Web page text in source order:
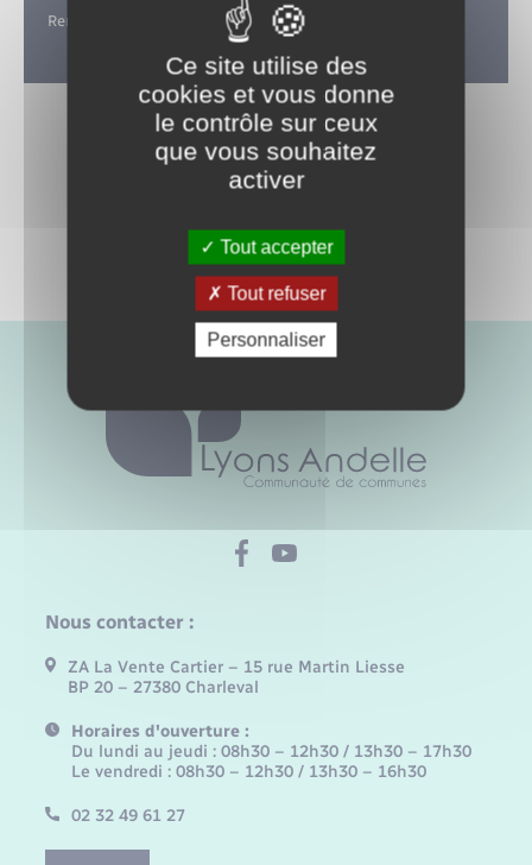
Rencontres jeux pour les séniors.
Nous contacter :
ZA La Vente Cartier – 15 rue Martin Liesse
BP 20 – 27380 Charleval
Horaires d'ouverture :
Du lundi au jeudi : 08h30 – 12h30 / 13h30 – 17h30
Le vendredi : 08h30 – 12h30 / 13h30 – 16h30
02 32 49 61 27
Ce site utilise des
cookies et vous donne
le contrôle sur ceux
que vous souhaitez
activer
Tout accepter
Tout refuser
Personnaliser